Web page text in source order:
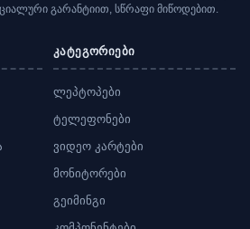
გარანტიით, სწრაფი მიწოდებით.
კატეგორიები
ლეპტოპები
ტელეფონები
ვიდეო კარტები
მონიტორები
გეიმინგი